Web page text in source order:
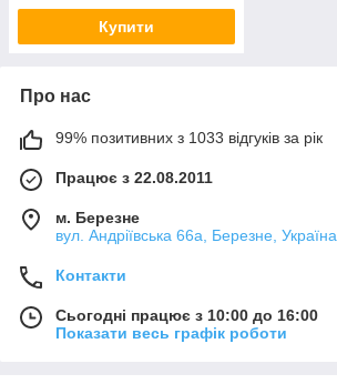
Купити
Про нас
99% позитивних з 1033 відгуків за рік
Працює з 22.08.2011
м. Березне
вул. Андріївська 66а, Березне, Україна
Контакти
Сьогодні працює з 10:00 до 16:00
Показати весь графік роботи